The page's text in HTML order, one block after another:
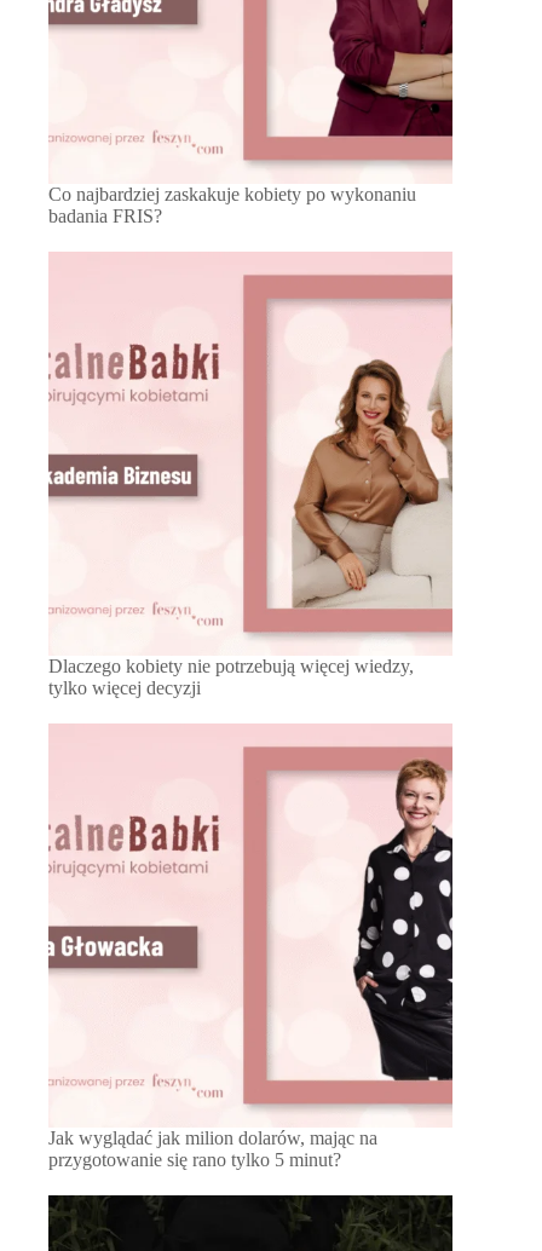
Co najbardziej zaskakuje kobiety po wykonaniu
badania FRIS?
Dlaczego kobiety nie potrzebują więcej wiedzy,
tylko więcej decyzji
Jak wyglądać jak milion dolarów, mając na
przygotowanie się rano tylko 5 minut?